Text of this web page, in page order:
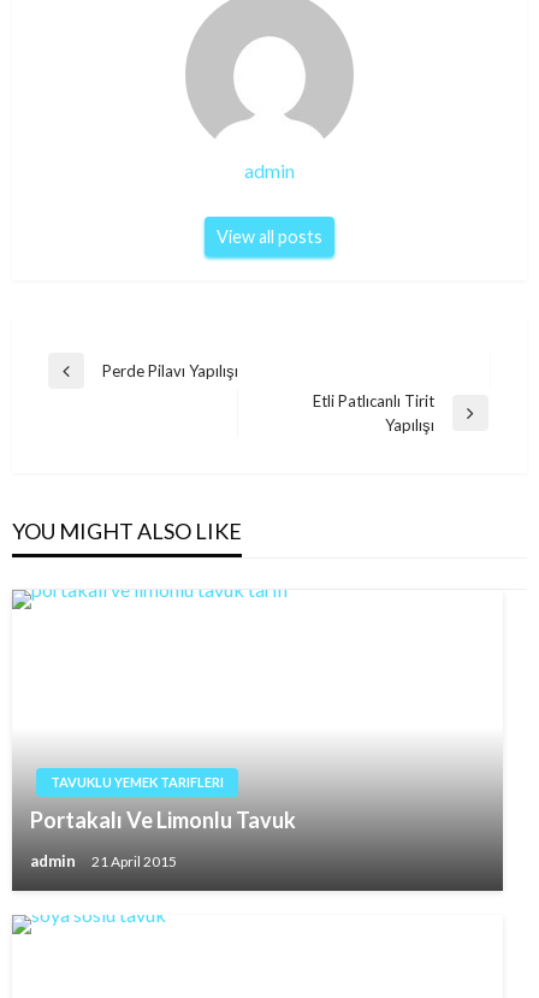
admin
View all posts
Post
Previous
Perde Pilavı Yapılışı
Etli Patlıcanlı Tirit
Yapılışı
YOU MIGHT ALSO LIKE
TAVUKLU YEMEK TARIFLERI
Portakalı Ve Limonlu Tavuk
admin 21 April 2015